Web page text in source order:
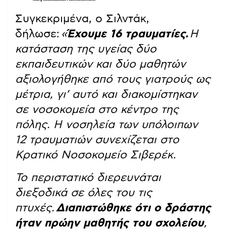
Συγκεκριμένα, ο Σιλντάκ,
δήλωσε: «Έχουμε 16 τραυματίες. Η
κατάσταση της υγείας δύο
εκπαιδευτικών και δύο μαθητών
αξιολογήθηκε από τους γιατρούς ως
μέτρια, γι’ αυτό και διακομίστηκαν
σε νοσοκομεία στο κέντρο της
πόλης. Η νοσηλεία των υπόλοιπων
12 τραυματιών συνεχίζεται στο
Κρατικό Νοσοκομείο Σιβερέκ.
Το περιστατικό διερευνάται
διεξοδικά σε όλες του τις
πτυχές. Διαπιστώθηκε ότι ο δράστης
ήταν πρώην μαθητής του σχολείου,